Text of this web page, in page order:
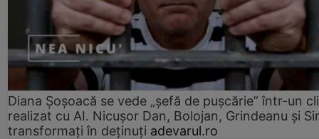
Diana Șoșoacă se vede „șefă de pușcărie” într-un
realizat cu AI. Nicușor Dan, Bolojan, Grindeanu și
transformați în deținuți adevarul.ro